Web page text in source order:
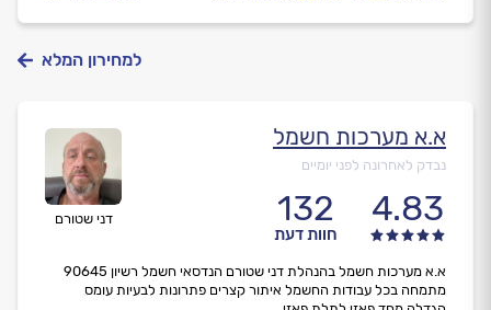
למחירון המלא
דני שטורם
א.א מערכות חשמל
נבדק לאחרונה לפני יומיים
4.83
132
חוות דעת
א.א מערכות חשמל בהנהלת דני שטורם הנדסאי חשמל רשיון 90645
מתמחה בכל עבודות החשמל איתור קצרים פתרונות לבעיות עומס